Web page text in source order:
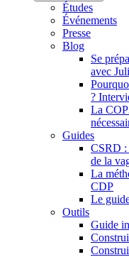
Études
Événements
Presse
Blog
Se
avec
?
La
Guides
CSRD :
de la
La
CDP
Le
Outils
Guide